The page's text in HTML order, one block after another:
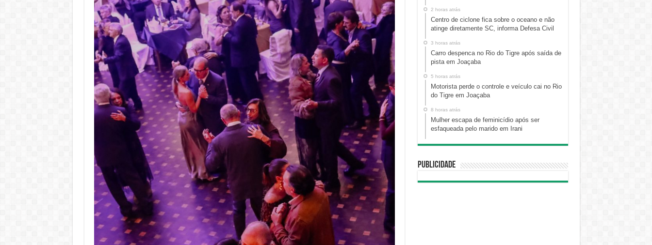
2 horas atrás
Centro de ciclone fica sobre o oceano e não
atinge diretamente SC, informa Defesa Civil
3 horas atrás
Carro despenca no Rio do Tigre após saída de
pista em Joaçaba
5 horas atrás
Motorista perde o controle e veículo cai no Rio
do Tigre em Joaçaba
8 horas atrás
Mulher escapa de feminicídio após ser
esfaqueada pelo marido em Irani
Publicidade